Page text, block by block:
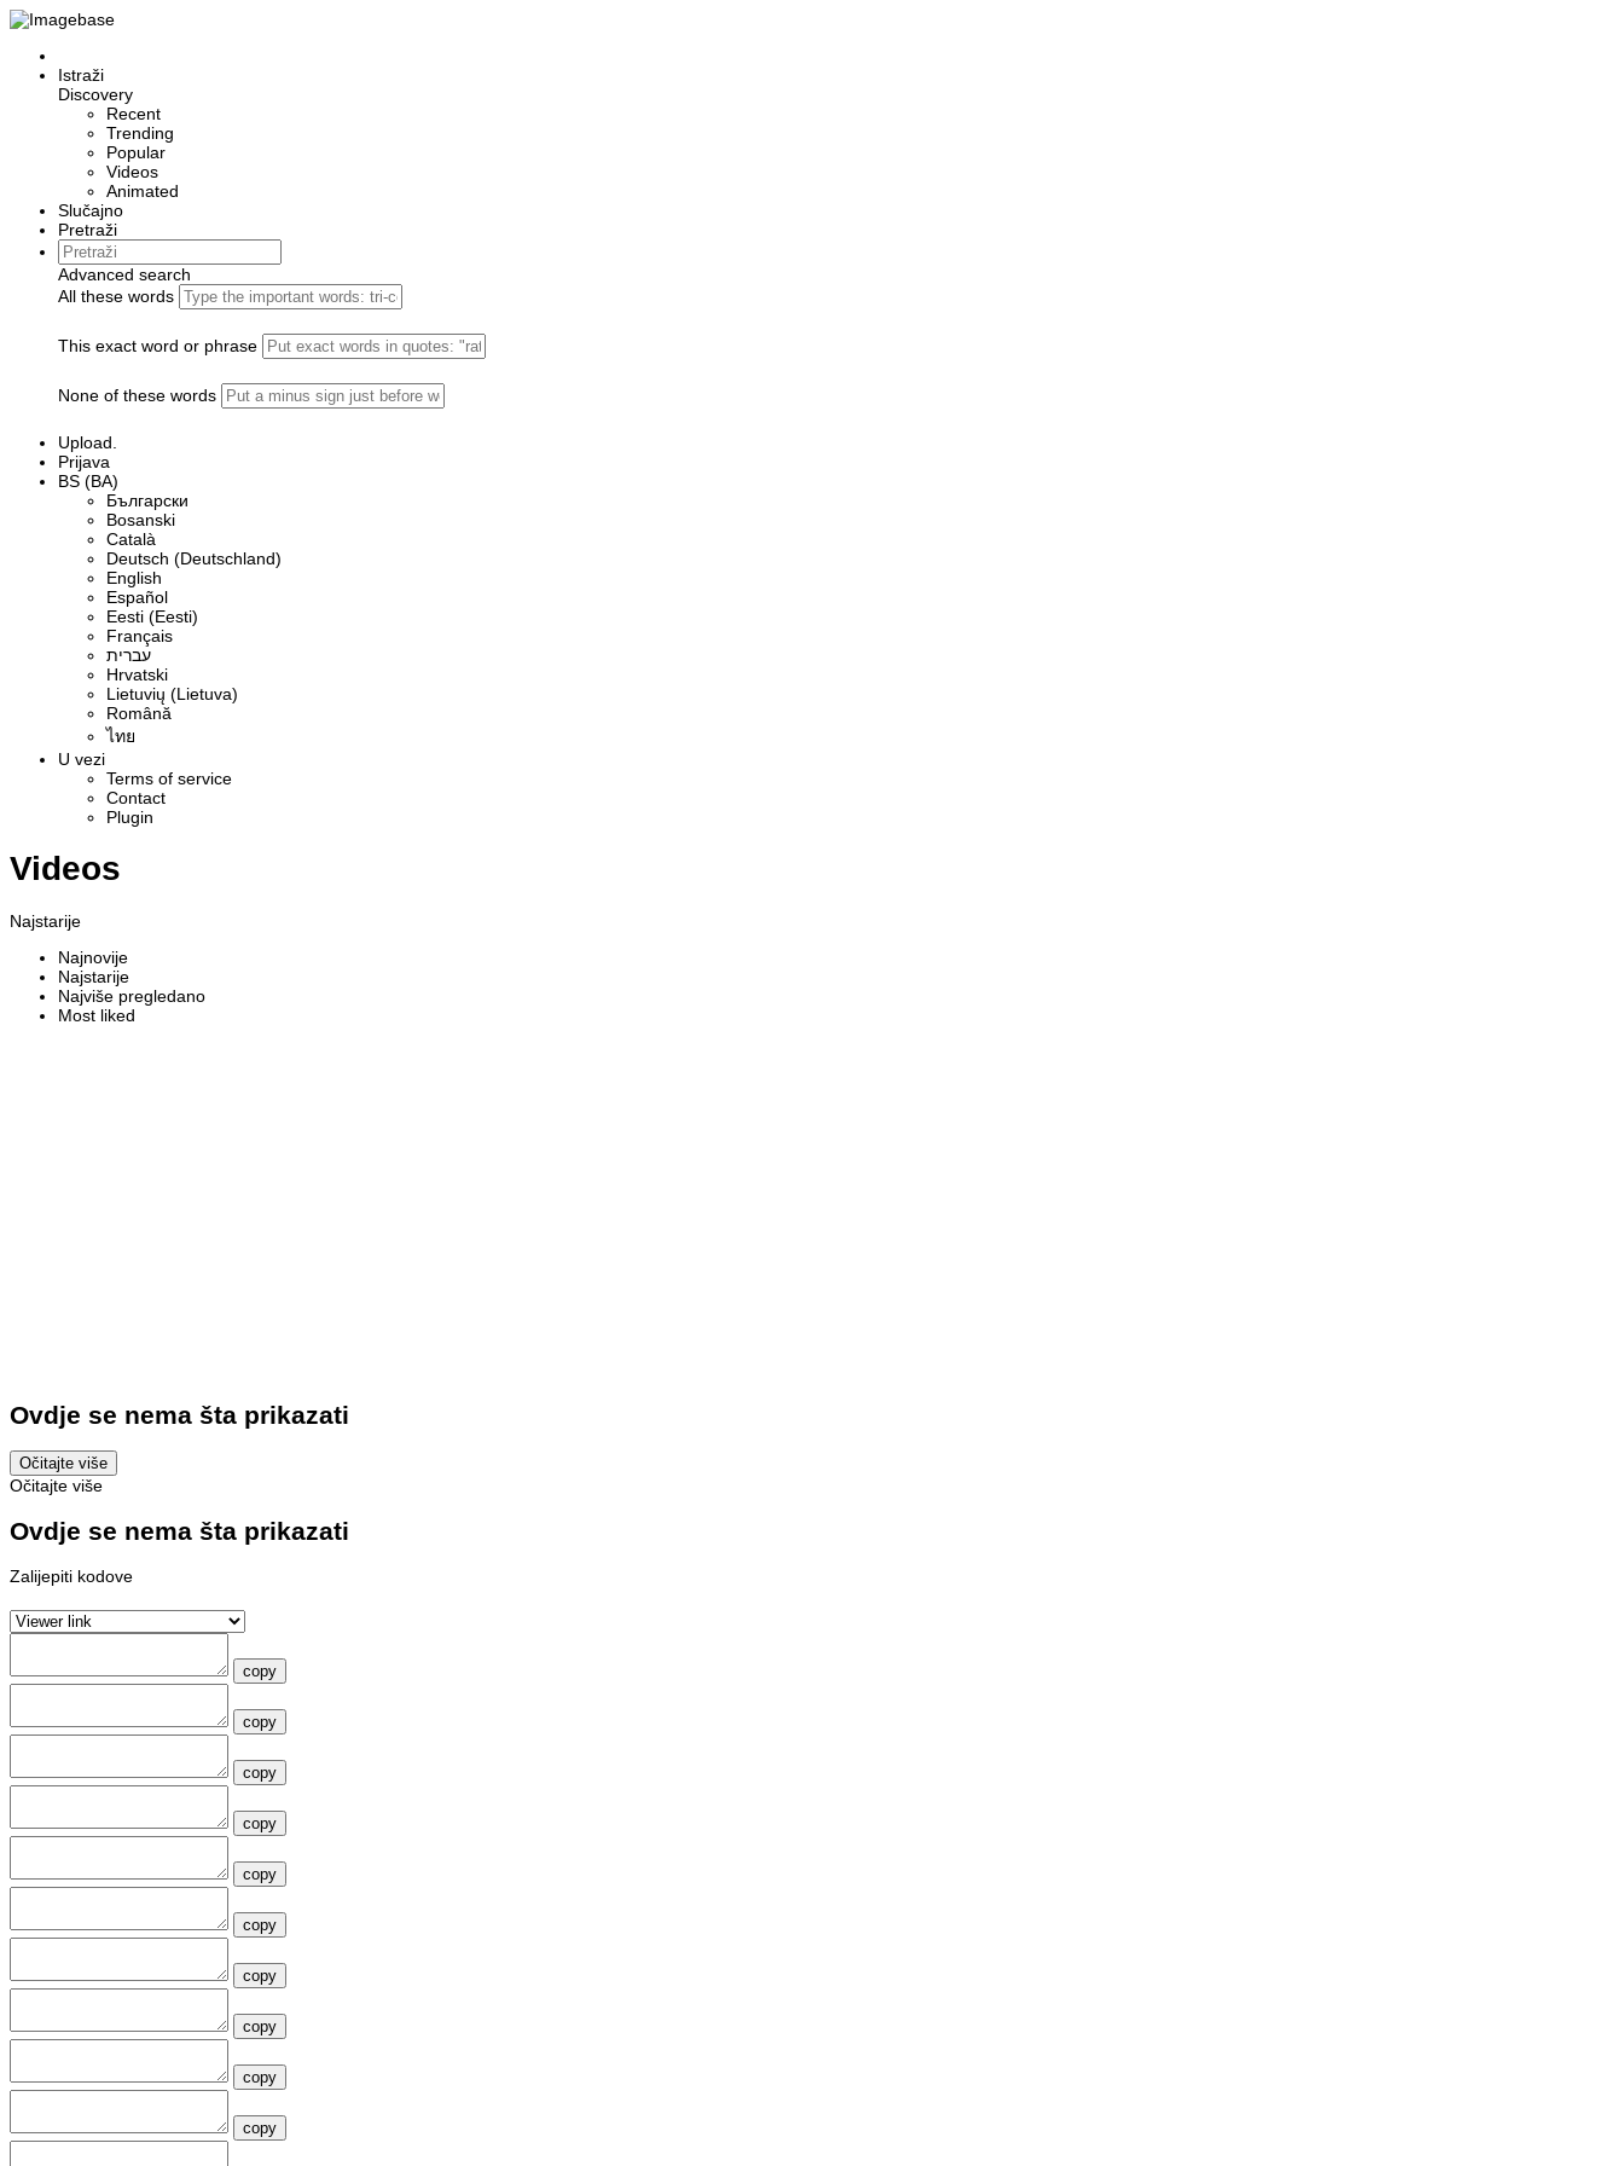
Istraži
Discovery
Recent
Trending
Popular
Videos
Animated
Slučajno
Pretraži
Advanced search
All these words
This exact word or phrase
None of these words
Upload.
Prijava
BS (BA)
Български
Bosanski
Сatalà
Deutsch (Deutschland)
English
Español
Eesti (Eesti)
Français
עברית
Hrvatski
Lietuvių (Lietuva)
Română
ไทย
U vezi
Terms of service
Contact
Plugin
Videos
Najstarije
Najnovije
Najstarije
Najviše pregledano
Most liked
Ovdje se nema šta prikazati
Očitajte više
Očitajte više
Ovdje se nema šta prikazati
Zalijepiti kodove
copy
copy
copy
copy
copy
copy
copy
copy
copy
copy